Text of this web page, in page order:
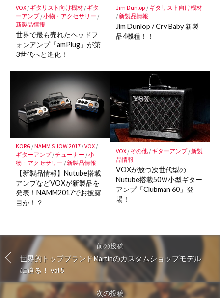
VOX/ ギタリスト向け機材/ ギタ
ーアンプ/小物・アクセサリー /
新製品情報
世界で最も売れたヘッドフ
ォンアンプ「amPlug」が第
3世代へと進化！
Jim Dunlop / ギタリスト向け機材
/新製品情報
Jim Dunlop / Cry Baby 新製
品4機種！！
KORG /NAMM SHOW 2017/VOX/
ギターアンプ/チューナー /小
物・アクセサリー /新製品情報
【新製品情報】Nutube搭載
アンプなどVOXが新製品を
発表！NAMM2017でお披露
目か！？
VOX/ その他/ ギターアンプ/新製
品情報
VOXが放つ次世代型の
Nutube搭載50Ｗ小型ギター
アンプ「Clubman 60」登
場！
前の投稿
世界的トップブランドMartinのカスタムショップモデル
に迫る！ vol.5
次の投稿